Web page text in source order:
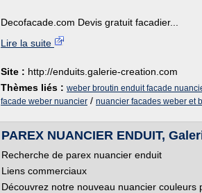
Decofacade.com Devis gratuit facadier...
Lire la suite
Site : http://enduits.galerie-creation.com
Thèmes liés : weber broutin enduit facade
facade weber nuancier / nuancier facades weber et
PAREX NUANCIER ENDUIT,
Recherche de parex nuancier enduit
Liens commerciaux
Découvrez notre nouveau nuancier